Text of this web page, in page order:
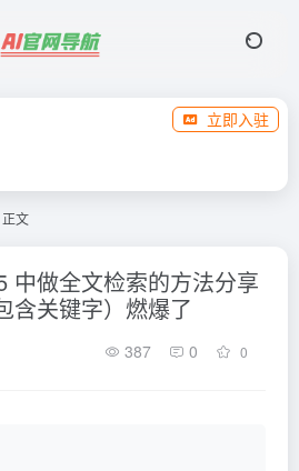
立即入驻
正文
中做全文检索的方法分享
含关键字）燃爆了
387 0 0